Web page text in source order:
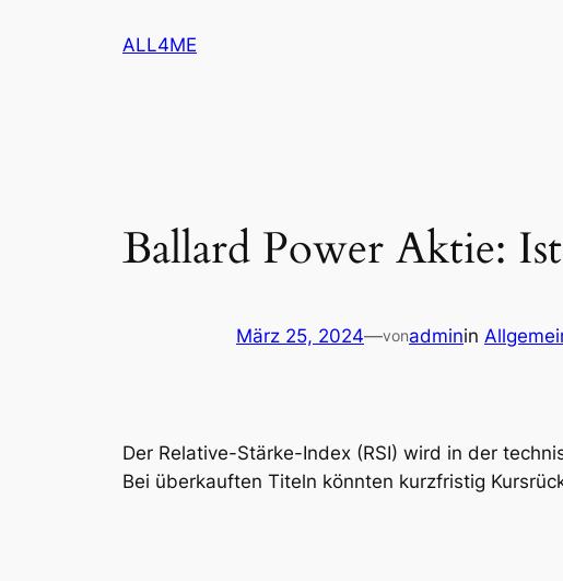
ALL4ME
Ballard Power Aktie:
März 25, 2024—vonadminin
Der Relative-Stärke-Index (RSI) wird in der
Bei überkauften Titeln könnten kurzfristig